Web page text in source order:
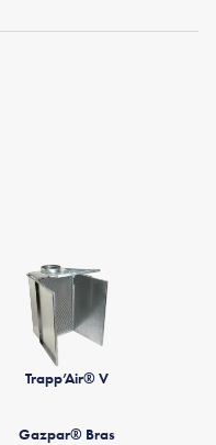
Trapp’Air® V
Gazpar® Bras